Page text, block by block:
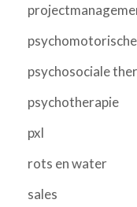
psychosociale
psychotherapie
pxl
rots en water
sales